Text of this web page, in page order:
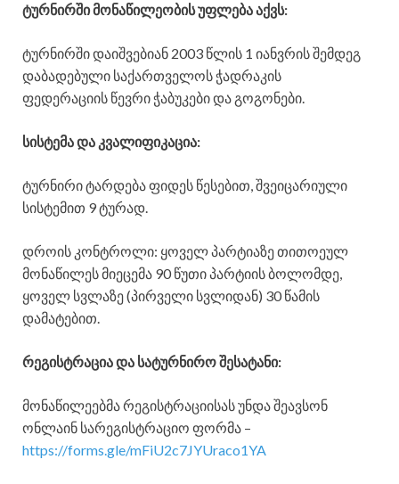
ტურნირში მონაწილეობის უფლება აქვს:
ტურნირში დაიშვებიან 2003 წლის 1 იანვრის შემდეგ
დაბადებული საქართველოს ჭადრაკის
ფედერაციის წევრი ჭაბუკები და გოგონები.
სისტემა და კვალიფიკაცია:
ტურნირი ტარდება ფიდეს წესებით, შვეიცარიული
სისტემით 9 ტურად.
დროის კონტროლი: ყოველ პარტიაზე თითოეულ
მონაწილეს მიეცემა 90 წუთი პარტიის ბოლომდე,
ყოველ სვლაზე (პირველი სვლიდან) 30 წამის
დამატებით.
რეგისტრაცია და სატურნირო შესატანი:
მონაწილეებმა რეგისტრაციისას უნდა შეავსონ
ონლაინ სარეგისტრაციო ფორმა –
https://forms.gle/mFiU2c7JYUraco1YA